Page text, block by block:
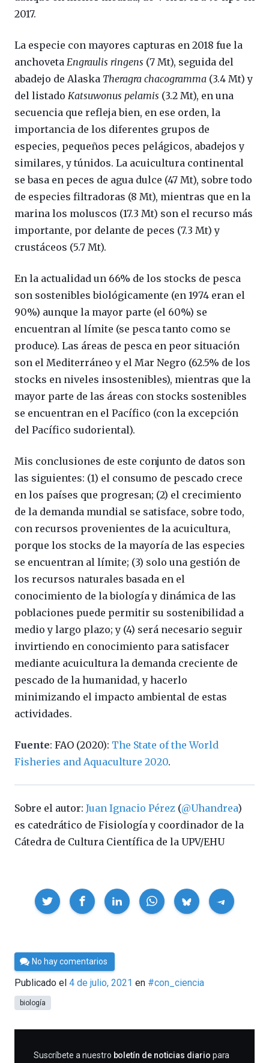
2017.
La especie con mayores capturas en 2018 fue la
anchoveta Engraulis ringens (7 Mt), seguida del
abadejo de Alaska Theragra chacogramma (3.4 Mt) y
del listado Katsuwonus pelamis (3.2 Mt), en una
secuencia que refleja bien, en ese orden, la
importancia de los diferentes grupos de
especies, pequeños peces pelágicos, abadejos y
similares, y túnidos. La acuicultura continental
se basa en peces de agua dulce (47 Mt), sobre todo
de especies filtradoras (8 Mt), mientras que en la
marina los moluscos (17.3 Mt) son el recurso más
importante, por delante de peces (7.3 Mt) y
crustáceos (5.7 Mt).
En la actualidad un 66% de los stocks de pesca
son sostenibles biológicamente (en 1974 eran el
90%) aunque la mayor parte (el 60%) se
encuentran al límite (se pesca tanto como se
produce). Las áreas de pesca en peor situación
son el Mediterráneo y el Mar Negro (62.5% de los
stocks en niveles insostenibles), mientras que la
mayor parte de las áreas con stocks sostenibles
se encuentran en el Pacífico (con la excepción
del Pacífico sudoriental).
Mis conclusiones de este conjunto de datos son
las siguientes: (1) el consumo de pescado crece
en los países que progresan; (2) el crecimiento
de la demanda mundial se satisface, sobre todo,
con recursos provenientes de la acuicultura,
porque los stocks de la mayoría de las especies
se encuentran al límite; (3) solo una gestión de
los recursos naturales basada en el
conocimiento de la biología y dinámica de las
poblaciones puede permitir su sostenibilidad a
medio y largo plazo; y (4) será necesario seguir
invirtiendo en conocimiento para satisfacer
mediante acuicultura la demanda creciente de
pescado de la humanidad, y hacerlo
minimizando el impacto ambiental de estas
actividades.
Fuente: FAO (2020): The State of the World
Fisheries and Aquaculture 2020.
Sobre el autor: Juan Ignacio Pérez (@Uhandrea)
es catedrático de Fisiología y coordinador de la
Cátedra de Cultura Científica de la UPV/EHU
Compartir
Por
Cultura
Cientifica
No hay comentarios
Publicado el 4 de julio, 2021 en #con_ciencia
biología
SUSCRIBIRME
Suscríbete a nuestro boletín de noticias diario para